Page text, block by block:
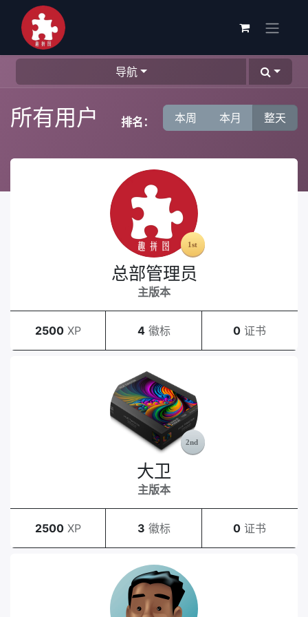
导航
所有用户 排名： 本周 本月 整天
总部管理员
主版本
2500 XP 4 徽标 0 证书
大卫
主版本
2500 XP 3 徽标 0 证书